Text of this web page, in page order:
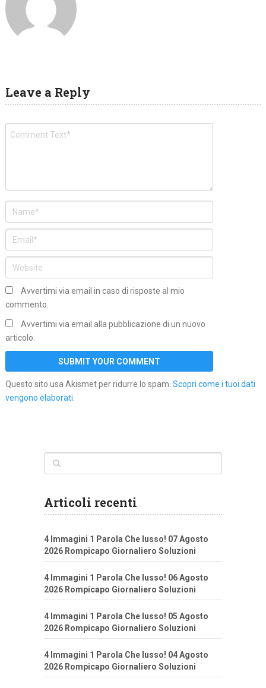
Leave a Reply
Avvertimi via email in caso di risposte al mio
commento.
Avvertimi via email alla pubblicazione di un nuovo
articolo.
Questo sito usa Akismet per ridurre lo spam. Scopri come i tuoi dati
vengono elaborati.
Articoli recenti
4 Immagini 1 Parola Che lusso! 07 Agosto
2026 Rompicapo Giornaliero Soluzioni
4 Immagini 1 Parola Che lusso! 06 Agosto
2026 Rompicapo Giornaliero Soluzioni
4 Immagini 1 Parola Che lusso! 05 Agosto
2026 Rompicapo Giornaliero Soluzioni
4 Immagini 1 Parola Che lusso! 04 Agosto
2026 Rompicapo Giornaliero Soluzioni